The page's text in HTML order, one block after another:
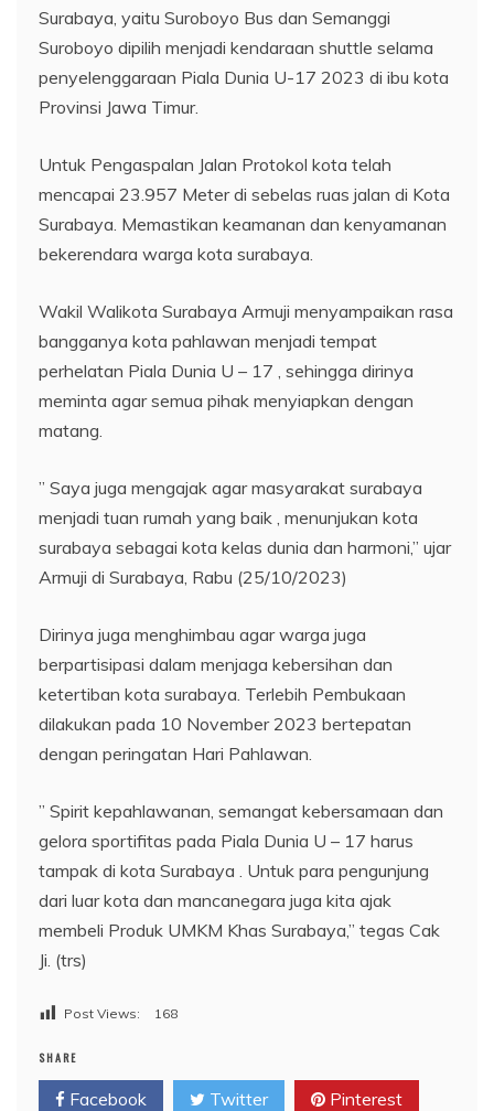
Surabaya, yaitu Suroboyo Bus dan Semanggi
Suroboyo dipilih menjadi kendaraan shuttle selama
penyelenggaraan Piala Dunia U-17 2023 di ibu kota
Provinsi Jawa Timur.
Untuk Pengaspalan Jalan Protokol kota telah
mencapai 23.957 Meter di sebelas ruas jalan di Kota
Surabaya. Memastikan keamanan dan kenyamanan
bekerendara warga kota surabaya.
Wakil Walikota Surabaya Armuji menyampaikan rasa
bangganya kota pahlawan menjadi tempat
perhelatan Piala Dunia U – 17 , sehingga dirinya
meminta agar semua pihak menyiapkan dengan
matang.
” Saya juga mengajak agar masyarakat surabaya
menjadi tuan rumah yang baik , menunjukan kota
surabaya sebagai kota kelas dunia dan harmoni,” ujar
Armuji di Surabaya, Rabu (25/10/2023)
Dirinya juga menghimbau agar warga juga
berpartisipasi dalam menjaga kebersihan dan
ketertiban kota surabaya. Terlebih Pembukaan
dilakukan pada 10 November 2023 bertepatan
dengan peringatan Hari Pahlawan.
” Spirit kepahlawanan, semangat kebersamaan dan
gelora sportifitas pada Piala Dunia U – 17 harus
tampak di kota Surabaya . Untuk para pengunjung
dari luar kota dan mancanegara juga kita ajak
membeli Produk UMKM Khas Surabaya,” tegas Cak
Ji. (trs)
Post Views: 168
SHARE
Facebook Twitter Pinterest